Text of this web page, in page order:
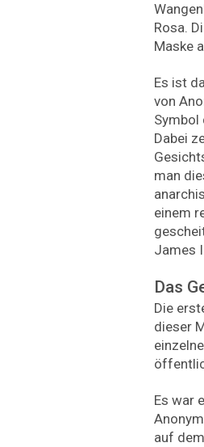
Rosa.
Maske
Es ist
von
Symbol
Dabei
man
einem
James
Das
Die
dieser
Es war
auf